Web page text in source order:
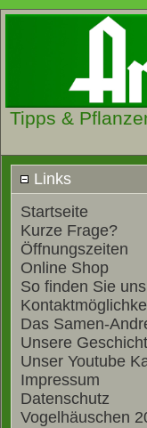
Tipps &
Links
Startseite
Kurze Frage?
Öffnungszeiten
Online Shop
So finden Sie uns
Das Samen-
Unsere
Unser Youtube
Impressum
Datenschutz
Vogelhäuschen